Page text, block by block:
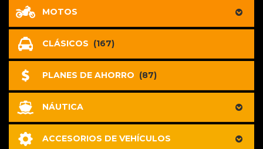
MOTOS
CLÁSICOS (167)
PLANES DE AHORRO (87)
NÁUTICA
ACCESORIOS DE VEHÍCULOS